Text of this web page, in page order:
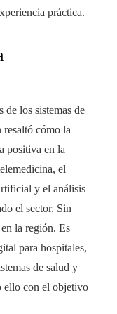
práctica.
los sistemas de
cómo la
positiva en la
el
y el análisis
el sector. Sin
la región. Es
para hospitales,
de salud y
ello con el objetivo